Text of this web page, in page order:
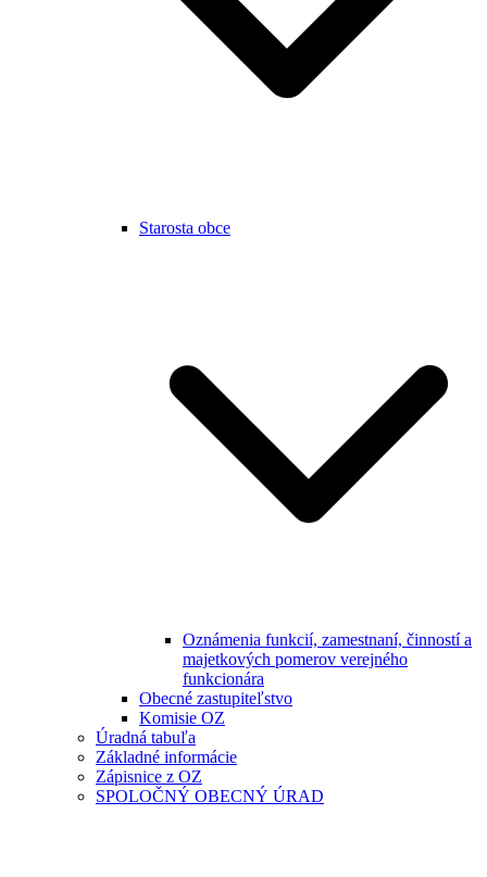
Starosta obce
Oznámenia funkcií, zamestnaní, činností a
majetkových pomerov verejného
funkcionára
Obecné zastupiteľstvo
Komisie OZ
Úradná tabuľa
Základné informácie
Zápisnice z OZ
SPOLOČNÝ OBECNÝ ÚRAD